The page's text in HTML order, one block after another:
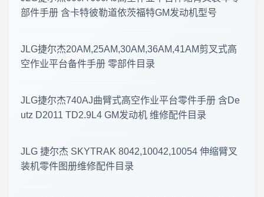
工程机械资料更新 · 2026年7月16日
零件图册·更新速递 2026-07-12
临工重机 LGMG SS0407ER 剪叉式高空作业平台 · 零件图册更新
2026年7月1日 工程机械资料更新 · 零件图册与维修手册上新
部件手册 含卡特彼勒道依茨福特GM发动机型号
JLG捷尔杰20AM,25AM,30AM,36AM,41AM剪叉式高
空作业平台备件手册 零部件目录
JLG捷尔杰740AJ曲臂式高空作业平台零件手册 含De
utz D2011 TD2.9L4 GM发动机 维修配件目录
JLG 捷尔杰 SKYTRAK 8042,10042,10054 伸缩臂叉
装机零件图册维修配件目录